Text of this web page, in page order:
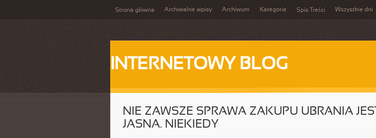
Strona główna Archiwalne wpisy Archiwum Kategorie Spis Treści Wszystkie dni
INTERNETOWY BLOG
NIE ZAWSZE SPRAWA ZAKUPU UBRANIA JEST
JASNA. NIEKIEDY